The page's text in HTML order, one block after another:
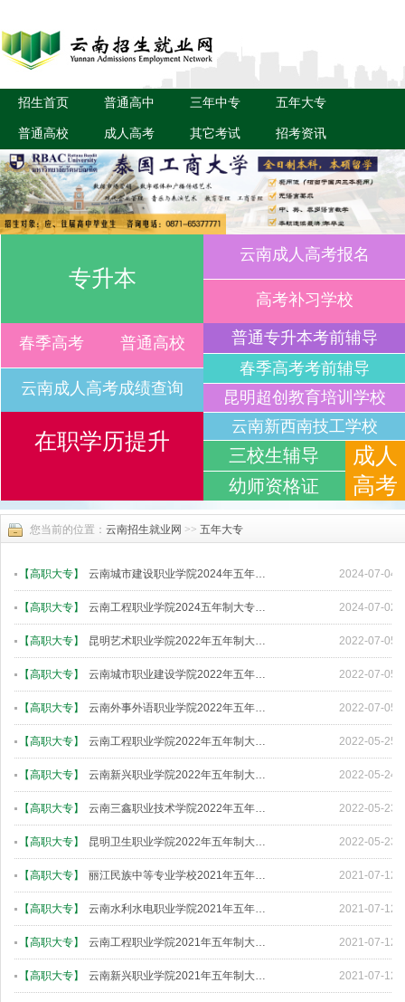
招生首页 普通高中 三年中专 五年大专
普通高校 成人高考 其它考试 招考资讯
专升本
云南成人高考报名
高考补习学校
春季高考 普通高校
云南成人高考成绩查询
普通专升本考前辅导
春季高考考前辅导
昆明超创教育培训学校
在职学历提升
云南新西南技工学校
三校生辅导
幼师资格证
成人
高考
您当前的位置： 云南招生就业网 >> 五年大专
【高职大专】 云南城市建设职业学院2024年五年制大专招生简章 2024-07-04
【高职大专】 云南工程职业学院2024五年制大专招生简章 2024-07-02
【高职大专】 昆明艺术职业学院2022年五年制大专招生简章 2022-07-05
【高职大专】 云南城市职业建设学院2022年五年制大专招生简章 2022-07-05
【高职大专】 云南外事外语职业学院2022年五年制大专招生简章 2022-07-05
【高职大专】 云南工程职业学院2022年五年制大专招生简章 2022-05-25
【高职大专】 云南新兴职业学院2022年五年制大专招生简章 2022-05-24
【高职大专】 云南三鑫职业技术学院2022年五年制大专招生简章 2022-05-23
【高职大专】 昆明卫生职业学院2022年五年制大专招生简章 2022-05-23
【高职大专】 丽江民族中等专业学校2021年五年制大专招生简章 2021-07-12
【高职大专】 云南水利水电职业学院2021年五年制大专招生简章 2021-07-12
【高职大专】 云南工程职业学院2021年五年制大专招生简章 2021-07-12
【高职大专】 云南新兴职业学院2021年五年制大专招生简章 2021-07-12